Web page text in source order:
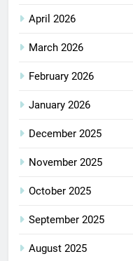
April 2026
March 2026
February 2026
January 2026
December 2025
November 2025
October 2025
September 2025
August 2025